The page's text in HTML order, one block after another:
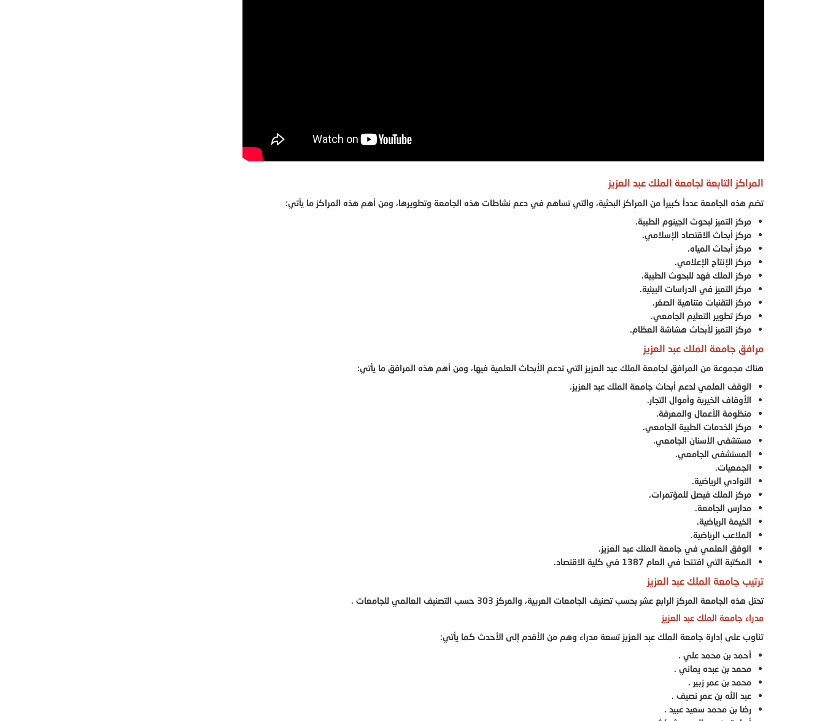
المراكز التابعة لجامعة الملك عبد العزيز
تضم هذه الجامعة عدداً كبيراً من المراكز البحثية، والتي تساهم في دعم نشاطات هذه الجامعة وتطويرها، ومن أهم هذه المراكز ما يأتي:
مركز التميز لبحوث الجينوم الطبية.
مركز أبحاث الاقتصاد الإسلامي.
مركز أبحاث المياه.
مركز الإنتاج الإعلامي.
مركز الملك فهد للبحوث الطبية.
مركز التميز في الدراسات البيئية.
مركز التقنيات متناهية الصغر.
مركز تطوير التعليم الجامعي.
مركز التميز لأبحاث هشاشة العظام.
مرافق جامعة الملك عبد العزيز
هناك مجموعة من المرافق لجامعة الملك عبد العزيز التي تدعم الأبحاث العلمية فيها، ومن أهم هذه المرافق ما يأتي:
الوقف العلمي لدعم أبحاث جامعة الملك عبد العزيز.
الأوقاف الخيرية وأموال التجار.
منظومة الأعمال والمعرفة.
مركز الخدمات الطبية الجامعي.
مستشفى الأسنان الجامعي.
المستشفى الجامعي.
الجمعيات.
النوادي الرياضية.
مركز الملك فيصل للمؤتمرات.
مدارس الجامعة.
الخيمة الرياضية.
الملاعب الرياضية.
الوفق العلمي في جامعة الملك عبد العزيز.
المكتبة التي افتتحا في العام 1387 في كلية الاقتصاد.
ترتيب جامعة الملك عبد العزيز
تحتل هذه الجامعة المركز الرابع عشر بحسب تصنيف الجامعات العربية، والمركز 303 حسب التصنيف العالمي للجامعات .
مدراء جامعة الملك عبد العزيز
تناوب على إدارة جامعة الملك عبد العزيز تسعة مدراء وهم من الأقدم إلى الأحدث كما يأتي:
أحمد بن محمد علي .
محمد بن عبده يماني .
محمد بن عمر زبير .
عبد الله بن عمر نصيف .
رضا بن محمد سعيد عبيد .